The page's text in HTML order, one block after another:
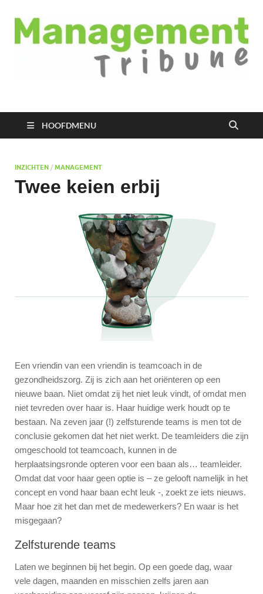
Managementtribune
HOOFDMENU
INZICHTEN / MANAGEMENT
Twee keien erbij
Een vriendin van een vriendin is teamcoach in de
gezondheidszorg. Zij is zich aan het oriënteren op een
nieuwe baan. Niet omdat zij het niet leuk vindt, of omdat men
niet tevreden over haar is. Haar huidige werk houdt op te
bestaan. Na zeven jaar (!) zelfsturende teams is men tot de
conclusie gekomen dat het niet werkt. De teamleiders die zijn
omgeschoold tot teamcoach, kunnen in de
herplaatsingsronde opteren voor een baan als… teamleider.
Omdat dat voor haar geen optie is – ze gelooft namelijk in het
concept en vond haar baan echt leuk -, zoekt ze iets nieuws.
Maar hoe zit het dan met de medewerkers? En waar is het
misgegaan?
Zelfsturende teams
Laten we beginnen bij het begin. Op een goede dag, waar
vele dagen, maanden en misschien zelfs jaren aan